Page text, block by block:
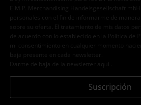
E.M.P. Merchandising Handelsgesellschaft
personales con el fin de informarme de
sobre su oferta. El tratamiento de mis datos
de acuerdo con lo establecido en la
Política de
mi consentimiento en cualquier momento
baja presente en cada newsletter.
Darme de baja de la newsletter
aquí
Suscripción